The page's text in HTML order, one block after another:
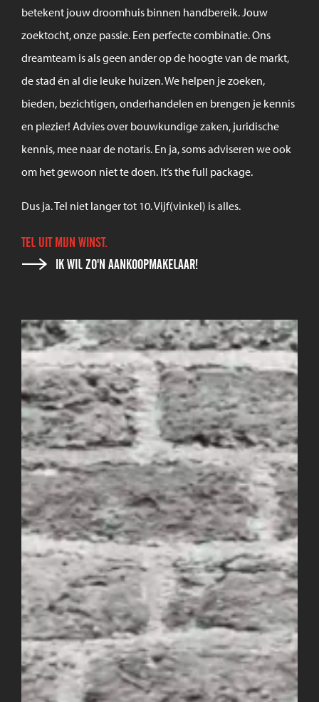
betekent jouw droomhuis binnen handbereik. Jouw
zoektocht, onze passie. Een perfecte combinatie. Ons
dreamteam is als geen ander op de hoogte van de markt,
de stad én al die leuke huizen. We helpen je zoeken,
bieden, bezichtigen, onderhandelen en brengen je kennis
en plezier! Advies over bouwkundige zaken, juridische
kennis, mee naar de notaris. En ja, soms adviseren we ook
om het gewoon niet te doen. It’s the full package.
Dus ja. Tel niet langer tot 10. Vijf(vinkel) is alles.
TEL UIT MIJN WINST.
IK WIL ZO'N AANKOOPMAKELAAR!